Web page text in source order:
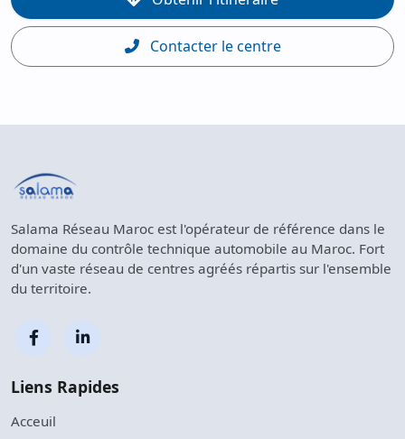
Contacter le centre
Salama Réseau Maroc est l'opérateur de référence dans le
domaine du contrôle technique automobile au Maroc. Fort
d'un vaste réseau de centres agréés répartis sur l'ensemble
du territoire.
Liens Rapides
Acceuil